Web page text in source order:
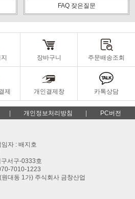
FAQ 잦은질문
장바구니 주문배송조회
제 개인결제창 카톡상담
개인정보처리방침 PC버전
자 : 배지호
서구-0333호
7010-1223
대동 1가) 주식회사 금창산업